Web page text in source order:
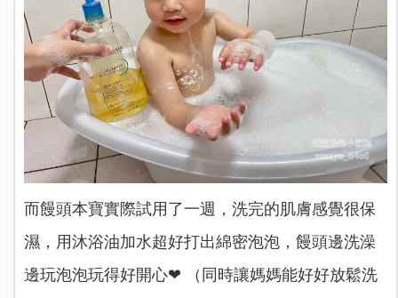
而饅頭本寶實際試用了一週，洗完的肌膚感覺很保
濕，用沐浴油加水超好打出綿密泡泡️️，饅頭邊洗澡
邊玩泡泡玩得好開心❤ （同時讓媽媽能好好放鬆洗